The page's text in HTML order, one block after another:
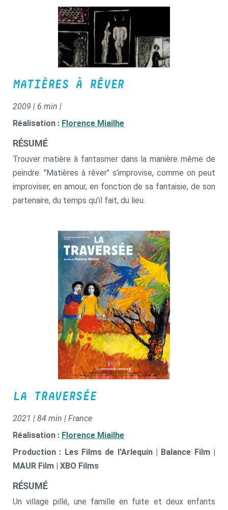
MATIÈRES À RÊVER
2009 | 6 min |
Réalisation : Florence Miailhe
RÉSUMÉ
Trouver matière à fantasmer dans la manière même de
peindre. "Matières à rêver" s’improvise, comme on peut
improviser, en amour, en fonction de sa fantaisie, de son
partenaire, du temps qu’il fait, du lieu.
LA TRAVERSÉE
2021 | 84 min | France
Réalisation : Florence Miailhe
Production : Les Films de l'Arlequin | Balance Film |
MAUR Film | XBO Films
RÉSUMÉ
Un village pillé, une famille en fuite et deux enfants